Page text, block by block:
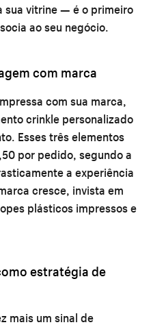
sua vitrine — é o primeiro
ao seu negócio.
com marca
com sua marca,
crinkle personalizado
Esses três elementos
por pedido, segundo a
a experiência
cresce, invista em
plásticos impressos e
estratégia de
mais um sinal de